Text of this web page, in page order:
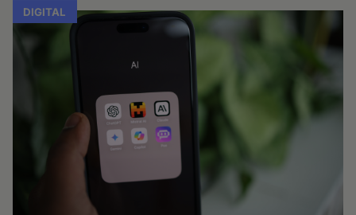
DIGITAL